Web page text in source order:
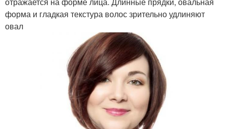
форма и гладкая текстура волос зрительно удлиняют
овал